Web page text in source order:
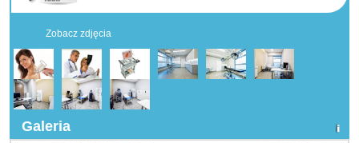
Zobacz zdjęcia
Galeria